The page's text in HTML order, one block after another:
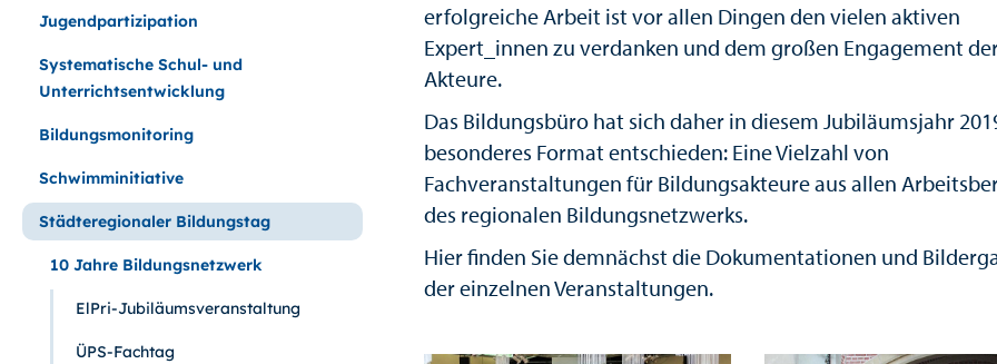
Jugendpartizipation
Systematische Schul- und
Unterrichtsentwicklung
Bildungsmonitoring
Schwimminitiative
Städteregionaler Bildungstag
10 Jahre Bildungsnetzwerk
ElPri-Jubiläumsveranstaltung
ÜPS-Fachtag
erfolgreiche Arbeit ist vor allen Dingen den vielen aktiven
Expert_innen zu verdanken und dem großen Engagement
Akteure.
Das Bildungsbüro hat sich daher in diesem Jubiläumsjahr
besonderes Format entschieden: Eine Vielzahl von
Fachveranstaltungen für Bildungsakteure aus allen
des regionalen Bildungsnetzwerks.
Hier finden Sie demnächst die Dokumentationen und
der einzelnen Veranstaltungen.